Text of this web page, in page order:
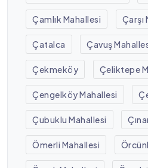
Çamlık Mahallesi Çarşı
Çatalca Çavuş
Çekmeköy Çeliktepe
Çengelköy Mahallesi
Çubuklu Mahallesi
Ömerli Mahallesi